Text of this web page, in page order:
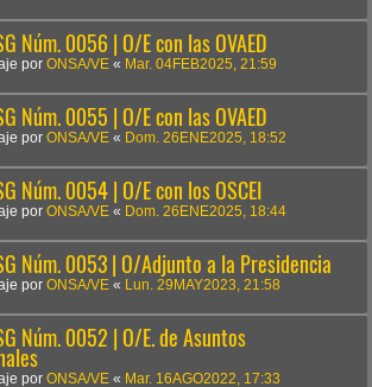
Núm. 0056 | O/E con las OVAED
por ONSA/VE « Mar. 04FEB2025, 21:59
Núm. 0055 | O/E con las OVAED
por ONSA/VE « Dom. 26ENE2025, 18:52
Núm. 0054 | O/E con los OSCEI
por ONSA/VE « Dom. 26ENE2025, 18:44
Núm. 0053 | O/Adjunto a la Presidencia
por ONSA/VE « Lun. 29MAY2023, 21:58
Núm. 0052 | O/E. de Asuntos
por ONSA/VE « Mar. 16AGO2022, 17:33